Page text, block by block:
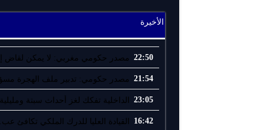
الأخيرة
22:50 مصدر حكومي مغربي: لا يمكن لقاض
21:54 مصدر حكومي: تدبير ملف الهجرة
23:05 الداخلية تفكك لغز أحداث سبتة
16:42 القيادة العليا للدرك الملكي تكافئ